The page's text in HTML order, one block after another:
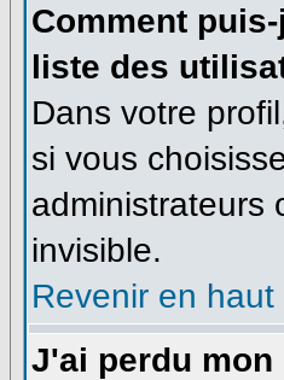
Comment
liste des
Dans votre
si vous
administrateurs
invisible.
Revenir en
J'ai perdu mon